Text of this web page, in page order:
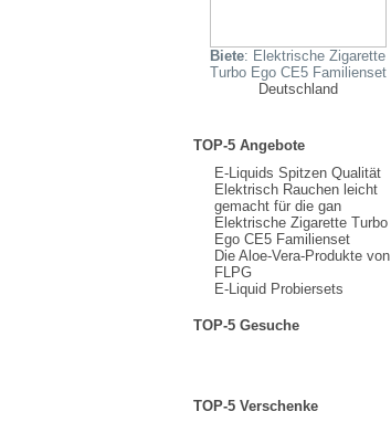
Biete: Elektrische Zigarette
Turbo Ego CE5 Familienset
Deutschland
TOP-5 Angebote
E-Liquids Spitzen Qualität
Elektrisch Rauchen leicht
gemacht für die gan
Elektrische Zigarette Turbo
Ego CE5 Familienset
Die Aloe-Vera-Produkte von
FLPG
E-Liquid Probiersets
TOP-5 Gesuche
TOP-5 Verschenke